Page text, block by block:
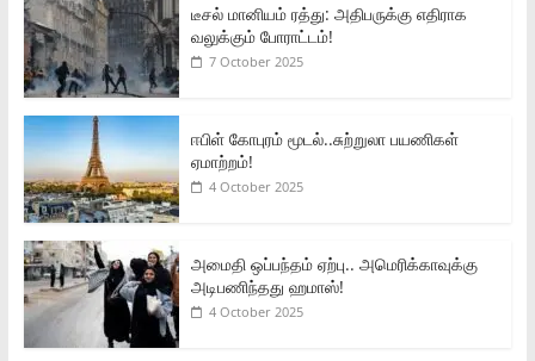
டீசல் மானியம் ரத்து: அதிபருக்கு எதிராக
வலுக்கும் போராட்டம்!
7 October 2025
ஈபிள் கோபுரம் மூடல்..சுற்றுலா பயணிகள்
ஏமாற்றம்!
4 October 2025
அமைதி ஒப்பந்தம் ஏற்பு.. அமெரிக்காவுக்கு
அடிபணிந்தது ஹமாஸ்!
4 October 2025